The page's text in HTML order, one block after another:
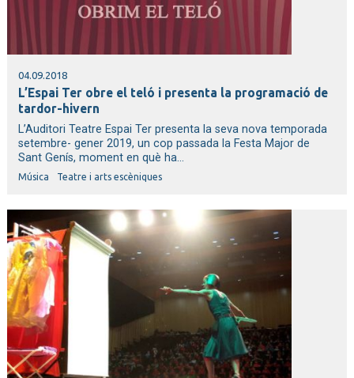
04.09.2018
L’Espai Ter obre el teló i presenta la programació de
tardor-hivern
L’Auditori Teatre Espai Ter presenta la seva nova temporada
setembre- gener 2019, un cop passada la Festa Major de
Sant Genís, moment en què ha...
Música Teatre i arts escèniques